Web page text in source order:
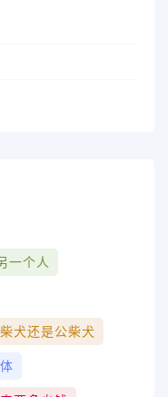
一个人
犬还是公柴犬